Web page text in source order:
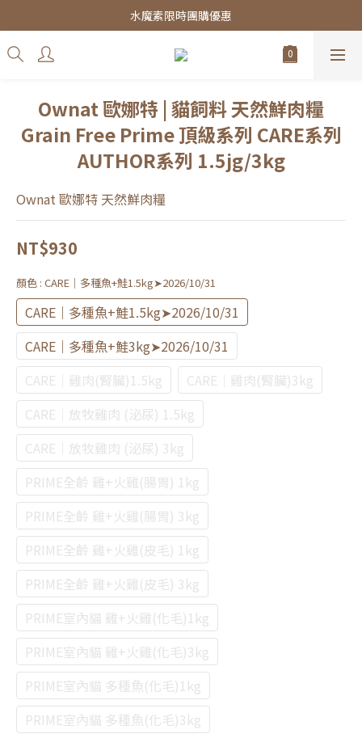
皇家飼料75折餐包$38起
水魔素限時團購優惠
皇家飼料75折餐包$38起
Ownat 歐娜特 | 貓飼料 天然鮮肉糧
Grain Free Prime 頂級系列 CARE系列
AUTHOR系列 1.5jg/3kg
Ownat 歐娜特 天然鮮肉糧
NT$930
顏色 : CARE｜多種魚+鮭1.5kg➤2026/10/31
CARE｜多種魚+鮭1.5kg➤2026/10/31
CARE｜多種魚+鮭3kg➤2026/10/31
CARE｜雞肉(腎臟)1.5kg
CARE｜雞肉(腎臟)3kg
CARE｜放牧雞肉 (泌尿) 1.5kg
CARE｜放牧雞肉 (泌尿) 3kg
PRIME全齡 雞+火雞(腸胃) 1kg
PRIME全齡 雞+火雞(腸胃) 3kg
PRIME全齡 雞+火雞(皮毛) 1kg
PRIME全齡 雞+火雞(皮毛) 3kg
PRIME室內貓 雞+火雞(化毛)1kg
PRIME室內貓 雞+火雞(化毛)3kg
PRIME室內貓 多種魚(化毛)1kg
PRIME室內貓 多種魚(化毛)3kg